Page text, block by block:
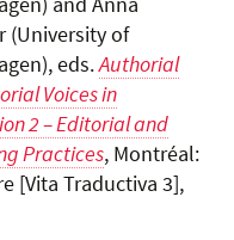
(University of
eds.Authorial
Voices in
2 – Editorial and
Practices, Montréal:
[Vita Traductiva 3],